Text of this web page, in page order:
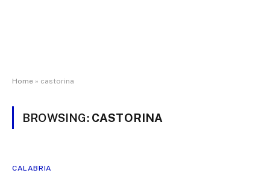
Home » castorina
BROWSING: CASTORINA
CALABRIA